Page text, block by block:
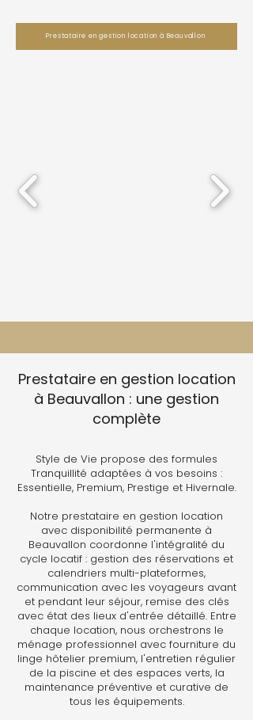
Prestataire en gestion location à Beauvallon
Prestataire en gestion location
à Beauvallon : une gestion
complète
Style de Vie propose des formules
Tranquillité adaptées à vos besoins :
Essentielle, Premium, Prestige et Hivernale.
Notre prestataire en gestion location
avec disponibilité permanente à
Beauvallon coordonne l'intégralité du
cycle locatif : gestion des réservations et
calendriers multi-plateformes,
communication avec les voyageurs avant
et pendant leur séjour, remise des clés
avec état des lieux d'entrée détaillé. Entre
chaque location, nous orchestrons le
ménage professionnel avec fourniture du
linge hôtelier premium, l'entretien régulier
de la piscine et des espaces verts, la
maintenance préventive et curative de
tous les équipements.